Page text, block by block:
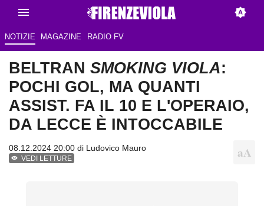
NOTIZIE MAGAZINE RADIO FV
BELTRAN SMOKING VIOLA:
POCHI GOL, MA QUANTI
ASSIST. FA IL 10 E L'OPERAIO,
DA LECCE È INTOCCABILE
08.12.2024 20:00 di Ludovico Mauro
VEDI LETTURE